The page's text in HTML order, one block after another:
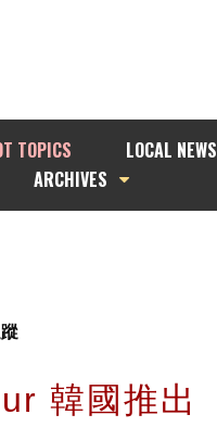
TOPICS
LOCAL NEWS
ARCHIVES
韓國推出